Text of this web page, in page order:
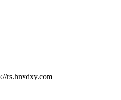
rs.hnydxy.com